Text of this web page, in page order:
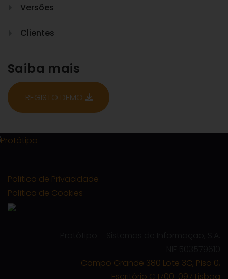
Versões
Clientes
Saiba mais
REGISTO DEMO
Política de Privacidade
Política de Cookies
Campo Grande 380 Lote 3C, Piso 0,